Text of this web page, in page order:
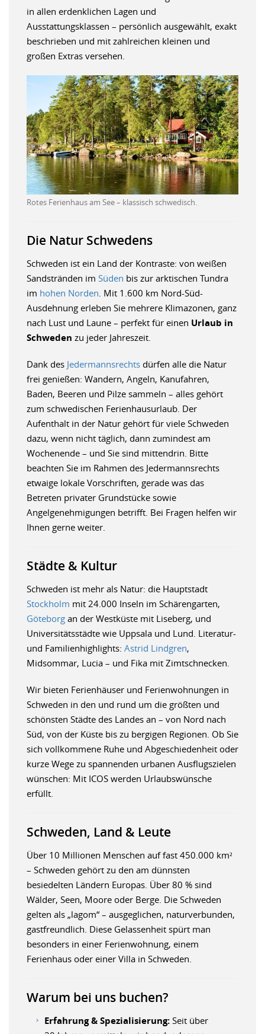
in allen erdenklichen Lagen und
Ausstattungsklassen – persönlich ausgewählt, exakt
beschrieben und mit zahlreichen kleinen und
großen Extras versehen.
Rotes Ferienhaus am See – klassisch schwedisch.
Die Natur Schwedens
Schweden ist ein Land der Kontraste: von weißen
Sandstränden im Süden bis zur arktischen Tundra
im hohen Norden. Mit 1.600 km Nord-Süd-
Ausdehnung erleben Sie mehrere Klimazonen, ganz
nach Lust und Laune – perfekt für einen Urlaub in
Schweden zu jeder Jahreszeit.
Dank des Jedermannsrechts dürfen alle die Natur
frei genießen: Wandern, Angeln, Kanufahren,
Baden, Beeren und Pilze sammeln – alles gehört
zum schwedischen Ferienhausurlaub. Der
Aufenthalt in der Natur gehört für viele Schweden
dazu, wenn nicht täglich, dann zumindest am
Wochenende – und Sie sind mittendrin. Bitte
beachten Sie im Rahmen des Jedermannsrechts
etwaige lokale Vorschriften, gerade was das
Betreten privater Grundstücke sowie
Angelgenehmigungen betrifft. Bei Fragen helfen wir
Ihnen gerne weiter.
Städte & Kultur
Schweden ist mehr als Natur: die Hauptstadt
Stockholm mit 24.000 Inseln im Schärengarten,
Göteborg an der Westküste mit Liseberg, und
Universitätsstädte wie Uppsala und Lund. Literatur-
und Familienhighlights: Astrid Lindgren,
Midsommar, Lucia – und Fika mit Zimtschnecken.
Wir bieten Ferienhäuser und Ferienwohnungen in
Schweden in den und rund um die größten und
schönsten Städte des Landes an – von Nord nach
Süd, von der Küste bis zu bergigen Regionen. Ob Sie
sich vollkommene Ruhe und Abgeschiedenheit oder
kurze Wege zu spannenden urbanen Ausflugszielen
wünschen: Mit ICOS werden Urlaubswünsche
erfüllt.
Schweden, Land & Leute
Über 10 Millionen Menschen auf fast 450.000 km²
– Schweden gehört zu den am dünnsten
besiedelten Ländern Europas. Über 80 % sind
Wälder, Seen, Moore oder Berge. Die Schweden
gelten als „lagom“ – ausgeglichen, naturverbunden,
gastfreundlich. Diese Gelassenheit spürt man
besonders in einer Ferienwohnung, einem
Ferienhaus oder einer Villa in Schweden.
Warum bei uns buchen?
Erfahrung & Spezialisierung: Seit über